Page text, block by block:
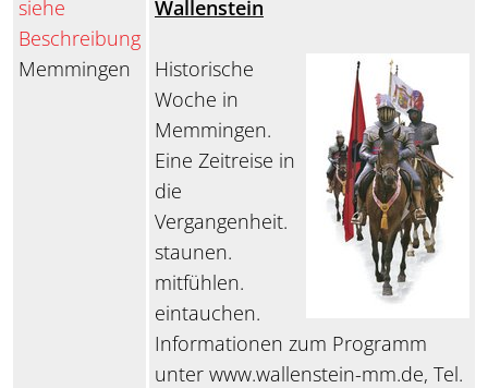
siehe
Beschreibung
Memmingen
Wallenstein
Historische
Woche in
Memmingen.
Eine Zeitreise in
die
Vergangenheit.
staunen.
mitfühlen.
eintauchen.
Informationen zum Programm
unter www.wallenstein-mm.de, Tel.